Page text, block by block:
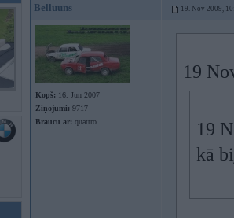
Belluuns 19. Nov 2009,
Kopš: 16. Jun 2007
Ziņojumi: 9717
Braucu ar: quattro
19
19
kā